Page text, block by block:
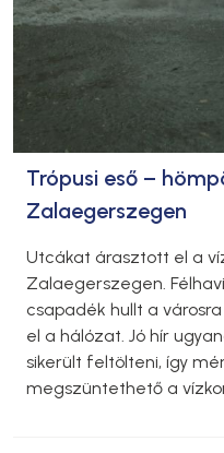
Trópusi eső –
Zalaegerszegen
Utcákat árasztott el a
Zalaegerszegen.
csapadék hullt a
el a hálózat. Jó hír
sikerült feltölteni, így
megszüntethető a